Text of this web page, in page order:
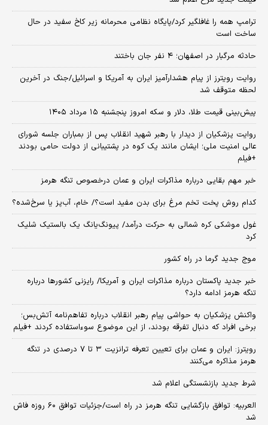
ترامپ همه را غافلگیر کرد/پایگاه نظامی محرمانه زیر کاخ سفید در حال
ساخت است
حادثه مرگبار در اصفهان؛ ۴ نفر جان باختند
روایت رویترز از پیام هشدارآمیز ایران به آمریکا و اسرائیل/جنگ در آخرین
لحظه متوقف شد
پیش‌بینی قیمت طلا، دلار و سکه امروز پنجشنبه ۱۵ مرداد ۱۴۰۵
روایت پزشکیان از دیدار با رهبر شهید انقلاب پس از بمباران جلسه شورای
عالی امنیت ملی؛ ایشان مانند یک کوه در پشتیبانی از دولت حامی بودند
+فیلم
خبر مهم بقایی درباره مذاکرات ایران و عمان درخصوص تنگه هرمز
کدام روش پخت تخم مرغ برای بدن مفید است؟/ خام، آب‌پز یا سرخ‌شده؟
غول موشکی کره شمالی به حرکت درآمد/ پیونگ‌یانگ یک بالستیک شلیک
کرد
موج جدید گرما در راه کشور
خبر جدید پاکستان درباره مذاکرات ایران و آمریکا/ رایزنی کشورها درباره
تنگه هرمز ادامه دارد؟
واکنش پزشکیان به حواشی پیام رهبر انقلاب درباره تفاهم‌نامه آتش‌بس؛
برخی افراد که دنبال تفرقه بودند، از این موضوع سوءاستفاده کردند +فیلم
رویترز: ایران و عمان برای تعیین تعرفه ترانزیت ۳ تا ۷ درصدی در تنگه
هرمز مذاکره می‌کنند
شرط جدید بازنشستگی اعلام شد
العربیه: توافق بازگشایی تنگه هرمز در راه است/جزئیات توافق ۶۰ روزه فاش
شد